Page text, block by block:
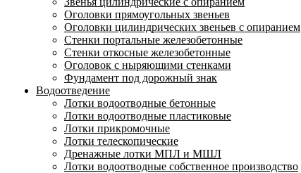
Оголовки прямоугольных звеньев
Оголовки цилиндрических звеньев с опиранием
Стенки портальные железобетонные
Стенки откосные железобетонные
Оголовок с ныряющими стенками
Фундамент под дорожный знак
Водоотведение
Лотки водоотводные бетонные
Лотки водоотводные пластиковые
Лотки прикромочные
Лотки телескопические
Дренажные лотки МПЛ и МШЛ
Лотки водоотводные собственное производство